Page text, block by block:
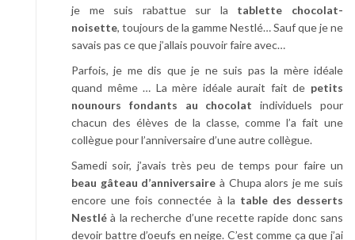
je me suis rabattue sur la tablette chocolat-
noisette, toujours de la gamme Nestlé… Sauf que je ne
savais pas ce que j’allais pouvoir faire avec…
Parfois, je me dis que je ne suis pas la mère idéale
quand même … La mère idéale aurait fait de petits
nounours fondants au chocolat individuels pour
chacun des élèves de la classe, comme l’a fait une
collègue pour l’anniversaire d’une autre collègue.
Samedi soir, j’avais très peu de temps pour faire un
beau gâteau d’anniversaire à Chupa alors je me suis
encore une fois connectée à la table des desserts
Nestlé à la recherche d’une recette rapide donc sans
devoir battre d’oeufs en neige. C’est comme ça que j’ai